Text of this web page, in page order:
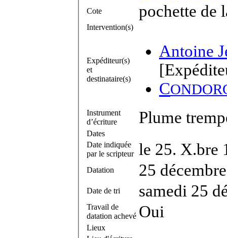
Cote pochette de
Intervention(s)
Expéditeur(s)
et
destinataire(s)
Antoine
C
Instrument
d’écriture
Plume
Dates
Date indiquée
par le scripteur le 25. X.bre
Datation 25
Date de tri samedi 25
Travail de
datation achevé Oui
Lieux